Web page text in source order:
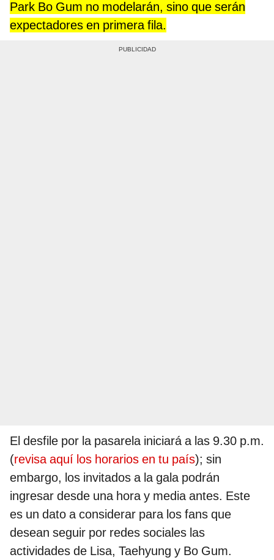
Park Bo Gum no modelarán, sino que serán
expectadores en primera fila.
El desfile por la pasarela iniciará a las 9.30 p.m.
(revisa aquí los horarios en tu país); sin
embargo, los invitados a la gala podrán
ingresar desde una hora y media antes. Este
es un dato a considerar para los fans que
desean seguir por redes sociales las
actividades de Lisa, Taehyung y Bo Gum.